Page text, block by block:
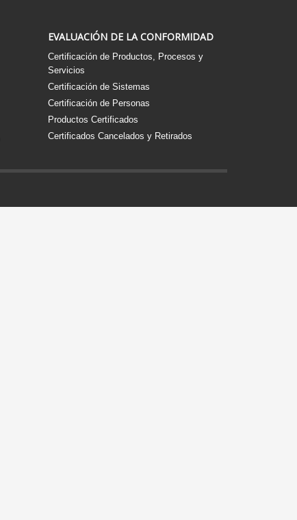
EVALUACIÓN DE LA CONFORMIDAD
Certificación de Productos, Procesos y
Servicios
Certificación de Sistemas
Certificación de Personas
Productos Certificados
Certificados Cancelados y Retirados